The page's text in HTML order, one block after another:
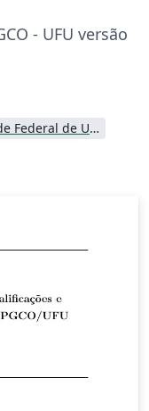
- UFU versão
Universidade Federal de Uberlândia (UFU)